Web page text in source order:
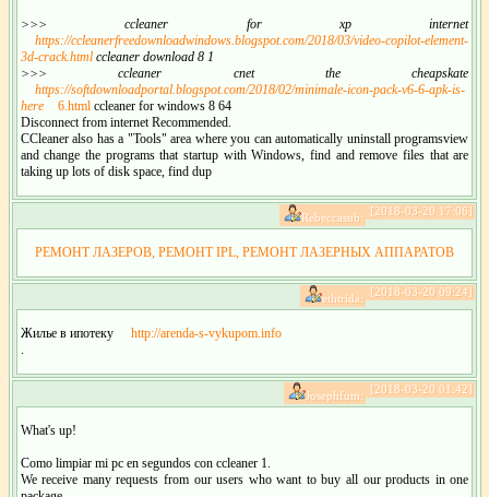
>>> ccleaner for xp internet
https://ccleanerfreedownloadwindows.blogspot.com/2018/03/video-copilot-element-
3d-crack.htmlccleaner download 8 1
>>> ccleaner cnet the cheapskate
https://softdownloadportal.blogspot.com/2018/02/minimale-icon-pack-v6-6-apk-is-
here
6.htmlccleaner for windows 8 64
Disconnect from internet Recommended.
CCleaner also has a "Tools" area where you can automatically uninstall programsview
and change the programs that startup with Windows, find and remove files that are
taking up lots of disk space, find dup
[2018-03-20 17:06]
Rebeccasub:
РЕМОНТ ЛАЗЕРОВ, РЕМОНТ IPL, РЕМОНТ ЛАЗЕРНЫХ АППАРАТОВ
[2018-03-20 09:24]
ethtrida:
Жилье в ипотеку
http://arenda-s-vykupom.info
[2018-03-20 01:42]
Josephfum:
What's up!
Como limpiar mi pc en segundos con ccleaner 1.
We receive many requests from our users who want to buy all our products in one